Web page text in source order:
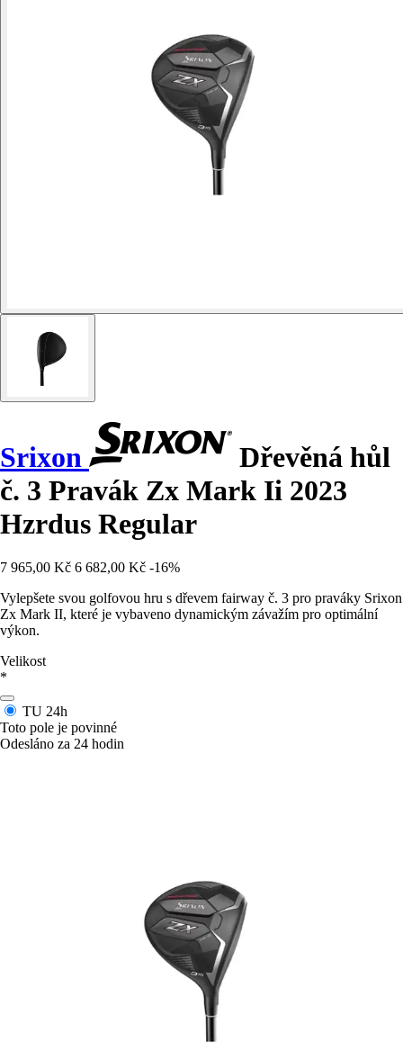
Srixon
Dřevěná hůl
č. 3 Pravák Zx Mark Ii 2023
Hzrdus Regular
7 965,00 Kč 6 682,00 Kč -16%
Vylepšete svou golfovou hru s dřevem fairway č. 3 pro praváky Srixon
Zx Mark II, které je vybaveno dynamickým závažím pro optimální
výkon.
Velikost
*
TU 24h
Toto pole je povinné
Odesláno za 24 hodin